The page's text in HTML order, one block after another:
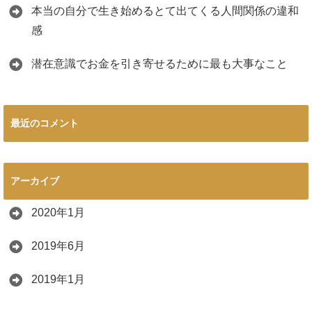
本当の自分で生き始めるとて出てくる人間関係の違和
感
潜在意識でお金を引き寄せるために最も大事なこと
最近のコメント
アーカイブ
2020年1月
2019年6月
2019年1月